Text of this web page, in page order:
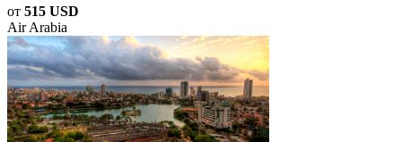
от 515 USD
Air Arabia